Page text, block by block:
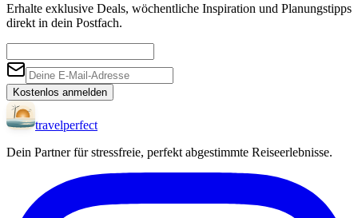
Erhalte exklusive Deals, wöchentliche Inspiration und Planungstipps
direkt in dein Postfach.
Kostenlos anmelden
travelperfect
Dein Partner für stressfreie, perfekt abgestimmte Reiseerlebnisse.